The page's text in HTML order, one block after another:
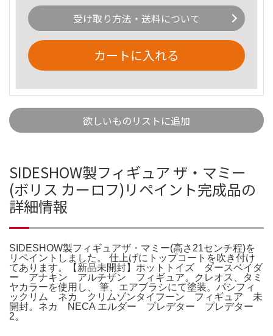
受け取り方法・送料について
カートに入れる
欲しいものリストに追加
SIDESHOW製フィギュア ザ・マミー
(ボリス カーロフ)リペイント完成品の
詳細情報
SIDESHOW製フィギュアザ・マミー(高さ21センチ程)を
リペイントしました。 仕上げにトップコートを吹き付け
てあります。【新品未開封】ホットトイズ ダースベイダ
ー アナキン アルチザン フィギュア。クレオス、タミ
ヤカラーを使用し、 筆、エアブラシにて塗装。パシフィ
ックリム ネカ クリムゾンタイフーン フィギュア 未
開封。ネカ NECA エルダー プレデター プレデター
2。